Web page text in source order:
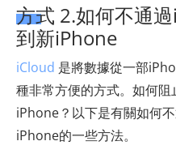
方式 2.如何不通
到新iPhone
iCloud 是將數據從一部
種非常方便的方式。如何
iPhone？以下是有關如何
iPhone的一些方法。